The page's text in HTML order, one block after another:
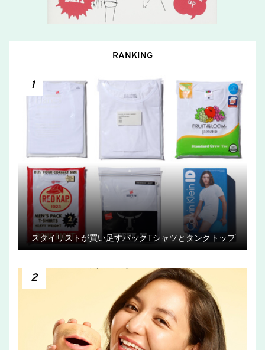
RANKING
1
スタイリストが買い足すパックTシャツとタンクトップ
2